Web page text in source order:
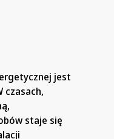
jest
czasach,
staje się